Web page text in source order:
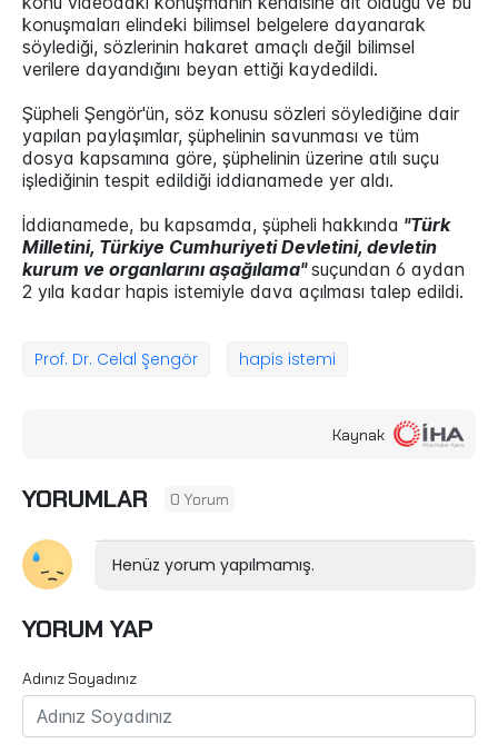
konuşmaları elindeki bilimsel belgelere dayanarak
söylediği, sözlerinin hakaret amaçlı değil bilimsel
verilere dayandığını beyan ettiği kaydedildi.
Şüpheli Şengör'ün, söz konusu sözleri söylediğine dair
yapılan paylaşımlar, şüphelinin savunması ve tüm
dosya kapsamına göre, şüphelinin üzerine atılı suçu
işlediğinin tespit edildiği iddianamede yer aldı.
İddianamede, bu kapsamda, şüpheli hakkında "Türk
Milletini, Türkiye Cumhuriyeti Devletini, devletin
kurum ve organlarını aşağılama"suçundan 6 aydan
2 yıla kadar hapis istemiyle dava açılması talep edildi.
Prof. Dr. Celal Şengör hapis istemi
Kaynak
YORUMLAR 0 Yorum
Henüz yorum yapılmamış.
YORUM YAP
Adınız Soyadınız